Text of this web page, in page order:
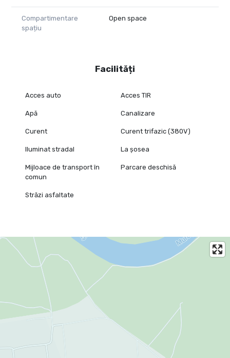
Compartimentare
spațiu
Open space
Facilități
Acces auto Acces TIR
Apă Canalizare
Curent Curent trifazic (380V)
Iluminat stradal La șosea
Mijloace de transport în
comun
Parcare deschisă
Străzi asfaltate